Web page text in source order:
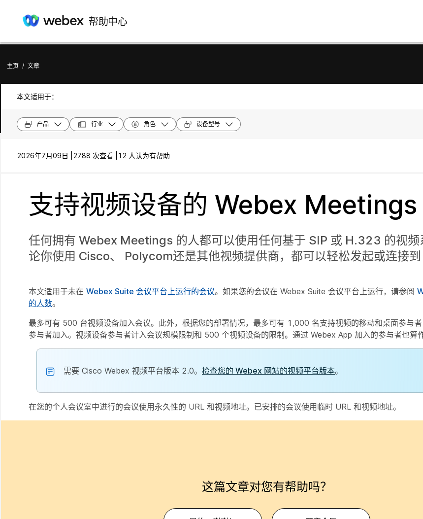
帮助中心
主页 / 文章
本文适用于：
产品 行业 角色 设备型号
2026年7月09日 | 2788 次查看 | 12 人认为有帮助
支持视频设备的 Webex Meetings
任何拥有 Webex Meetings 的人都可以使用任何基于 SIP 或 H.323 的视频
论你使用 Cisco、 Polycom还是其他视频提供商，都可以轻松发起或连接到
本文适用于未在 Webex Suite 会议平台上运行的会议。如果您的会议在 Webex Suite 会议平台上运行，请参阅
的人数。
最多可有 500 台视频设备加入会议。此外，根据您的部署情况，最多可有 1,000 名支持视频的移动和桌面参与
参与者加入。视频设备参与者计入会议规模限制和 500 个视频设备的限制。通过 Webex App 加入的参与者也算
需要 Cisco Webex 视频平台版本 2.0。 检查您的 Webex 网站的视频平台版本。
在您的个人会议室中进行的会议使用永久性的 URL 和视频地址。已安排的会议使用临时 URL 和视频地址。
这篇文章对您有帮助吗？